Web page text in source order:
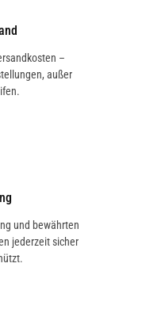
–
außer
und bewährten
jederzeit sicher